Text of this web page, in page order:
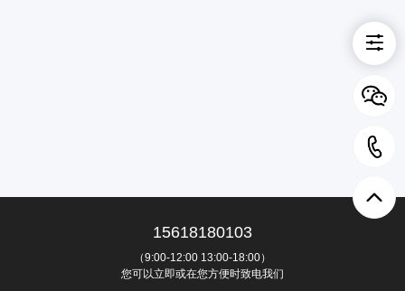
15618180103
（9:00-12:00 13:00-18:00）
您可以立即或在您方便时致电我们